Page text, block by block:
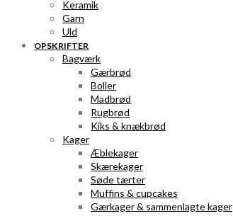
Keramik
Garn
Uld
OPSKRIFTER
Bagværk
Gærbrød
Boller
Madbrød
Rugbrød
Kiks & knækbrød
Kager
Æblekager
Skærekager
Søde tærter
Muffins & cupcakes
Gærkager & sammenlagte kager